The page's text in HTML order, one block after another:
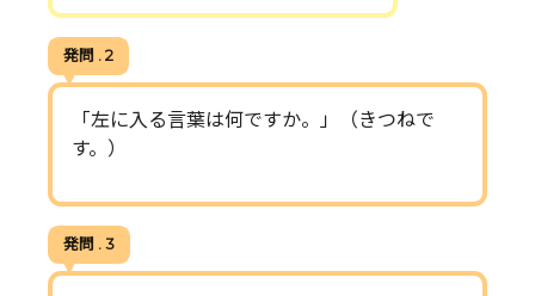
発問 . 2
「左に入る言葉は何ですか。」（きつねで
す。）
発問 . 3